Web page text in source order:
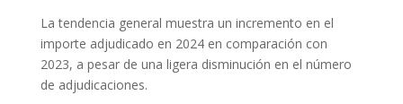
La tendencia general muestra un incremento en el
importe adjudicado en 2024 en comparación con
2023, a pesar de una ligera disminución en el número
de adjudicaciones.